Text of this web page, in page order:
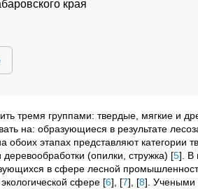
края
тремя группами: твердые, мягкие и
на: образующиеся в результате
этапах представляют категории
(опилки, стружка) [5]. В
в сфере лесной
сфере [6], [7], [8]. Учеными